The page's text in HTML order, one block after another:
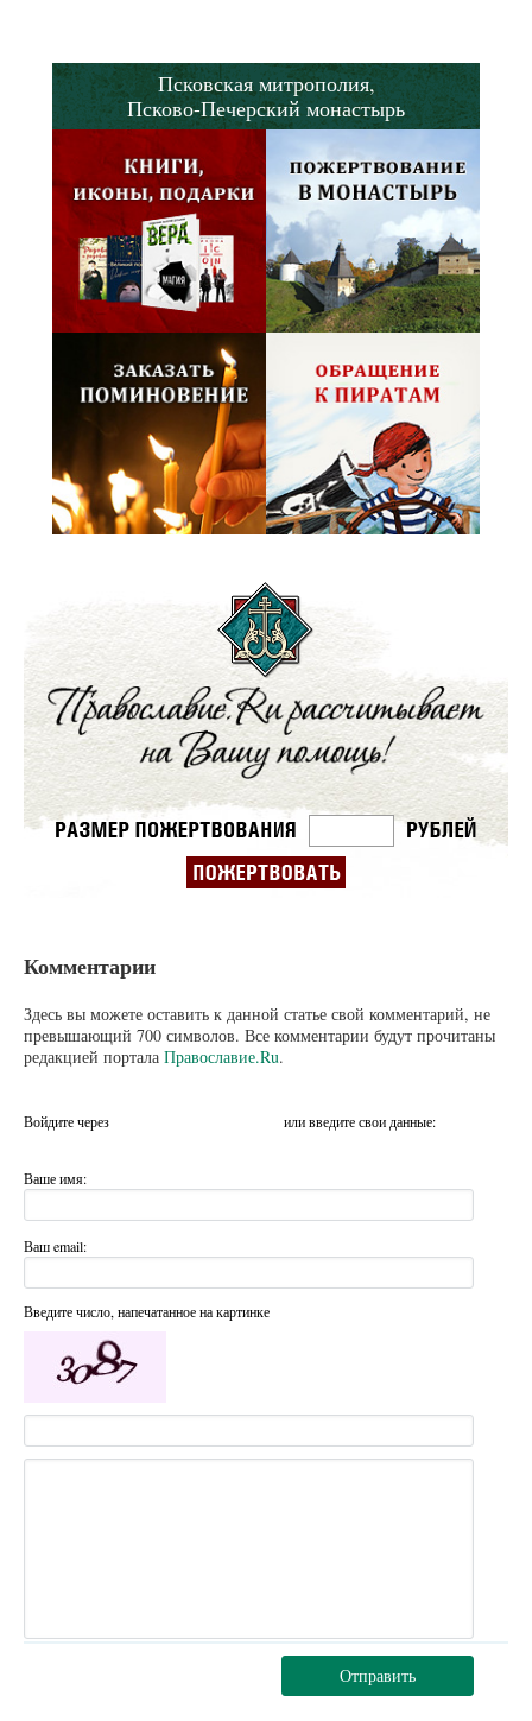
Псковская митрополия,
Псково-Печерский монастырь
Комментарии
Здесь вы можете оставить к данной статье свой комментарий, не
превышающий 700 символов. Все комментарии будут прочитаны
редакцией портала Православие.Ru.
Войдите через или введите свои данные:
Ваше имя:
Ваш email:
Введите число, напечатанное на картинке
Отправить